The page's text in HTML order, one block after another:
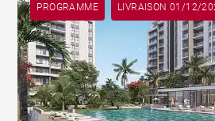
PROGRAMME LIVRAISON 01/12/